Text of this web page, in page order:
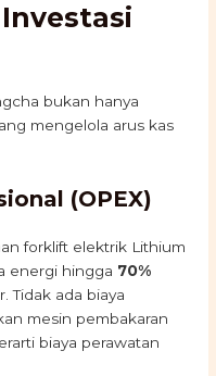
bukan hanya
mengelola arus kas
(OPEX)
forklift elektrik Lithium
energi hingga 70%
Tidak ada biaya
mesin pembakaran
biaya perawatan